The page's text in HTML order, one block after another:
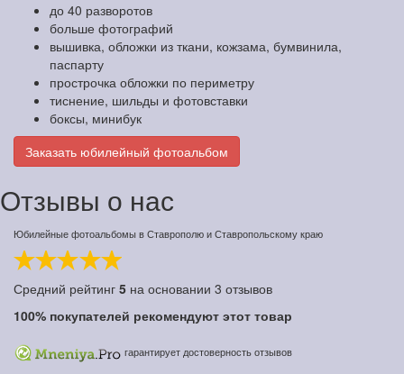
до 40 разворотов
больше фотографий
вышивка, обложки из ткани, кожзама, бумвинила,
паспарту
прострочка обложки по периметру
тиснение, шильды и фотовставки
боксы, минибук
Заказать юбилейный фотоальбом
Отзывы о нас
Юбилейные фотоальбомы в Ставрополю и Ставропольскому краю
Средний рейтинг 5 на основании 3 отзывов
100% покупателей рекомендуют этот товар
гарантирует достоверность отзывов